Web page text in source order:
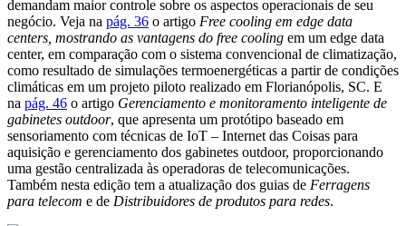
demandam maior controle sobre os aspectos operacionais de seu
negócio. Veja na pág. 36 o artigo Free cooling em edge data
centers, mostrando as vantagens do free cooling em um edge data
center, em comparação com o sistema convencional de climatização,
como resultado de simulações termoenergéticas a partir de condições
climáticas em um projeto piloto realizado em Florianópolis, SC. E
na pág. 46 o artigo Gerenciamento e monitoramento inteligente de
gabinetes outdoor, que apresenta um protótipo baseado em
sensoriamento com técnicas de IoT – Internet das Coisas para
aquisição e gerenciamento dos gabinetes outdoor, proporcionando
uma gestão centralizada às operadoras de telecomunicações.
Também nesta edição tem a atualização dos guias de Ferragens
para telecom e de Distribuidores de produtos para redes.